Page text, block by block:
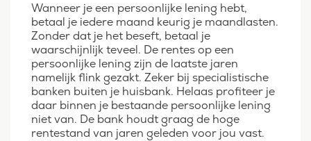
Wanneer je een persoonlijke lening hebt,
betaal je iedere maand keurig je maandlasten.
Zonder dat je het beseft, betaal je
waarschijnlijk teveel. De rentes op een
persoonlijke lening zijn de laatste jaren
namelijk flink gezakt. Zeker bij specialistische
banken buiten je huisbank. Helaas profiteer je
daar binnen je bestaande persoonlijke lening
niet van. De bank houdt graag de hoge
rentestand van jaren geleden voor jou vast.